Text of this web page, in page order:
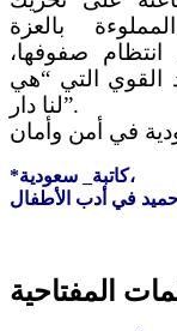
بالعزة
صفوفها،
القوي التي “هي
لنا دار”.
*كاتبة_ سعودية،
في أدب الأطفال
المفتاحية